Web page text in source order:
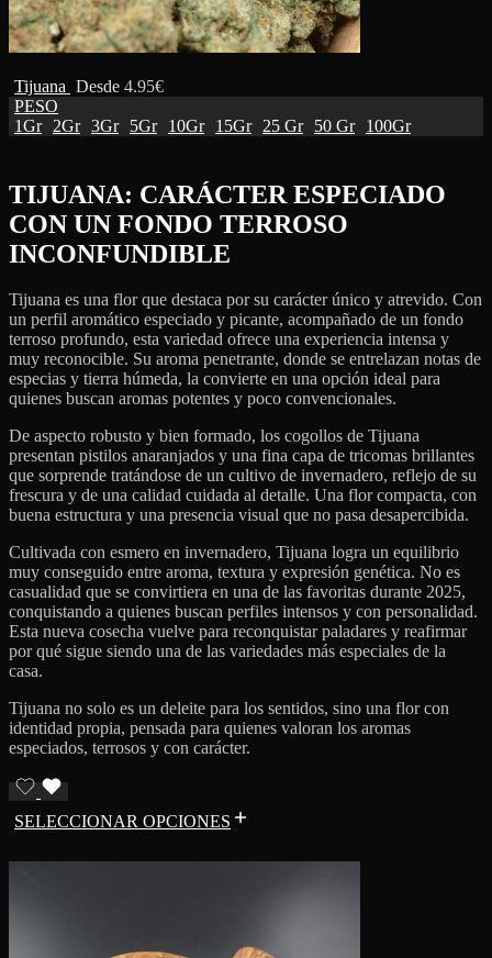
Tijuana Desde 4.95€
PESO
1Gr
2Gr 3Gr 5Gr 10Gr 15Gr 25 Gr 50 Gr 100Gr
TIJUANA: CARÁCTER ESPECIADO
CON UN FONDO TERROSO
INCONFUNDIBLE
Tijuana es una flor que destaca por su carácter único y atrevido. Con
un perfil aromático especiado y picante, acompañado de un fondo
terroso profundo, esta variedad ofrece una experiencia intensa y
muy reconocible. Su aroma penetrante, donde se entrelazan notas de
especias y tierra húmeda, la convierte en una opción ideal para
quienes buscan aromas potentes y poco convencionales.
De aspecto robusto y bien formado, los cogollos de Tijuana
presentan pistilos anaranjados y una fina capa de tricomas brillantes
que sorprende tratándose de un cultivo de invernadero, reflejo de su
frescura y de una calidad cuidada al detalle. Una flor compacta, con
buena estructura y una presencia visual que no pasa desapercibida.
Cultivada con esmero en invernadero, Tijuana logra un equilibrio
muy conseguido entre aroma, textura y expresión genética. No es
casualidad que se convirtiera en una de las favoritas durante 2025,
conquistando a quienes buscan perfiles intensos y con personalidad.
Esta nueva cosecha vuelve para reconquistar paladares y reafirmar
por qué sigue siendo una de las variedades más especiales de la
casa.
Tijuana no solo es un deleite para los sentidos, sino una flor con
identidad propia, pensada para quienes valoran los aromas
especiados, terrosos y con carácter.
SELECCIONAR OPCIONES